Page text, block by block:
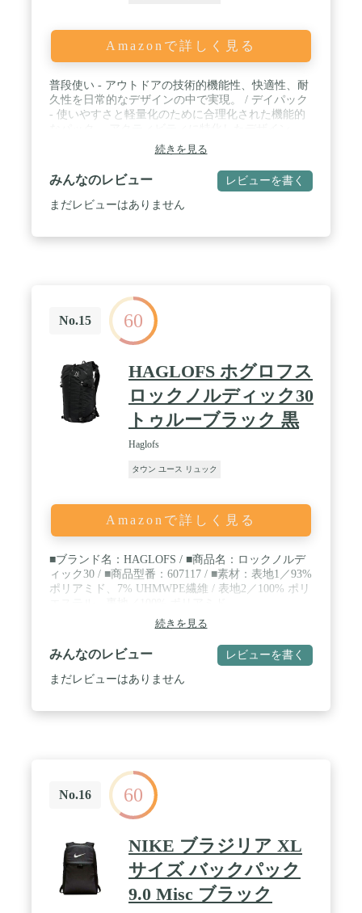
Amazonで詳しく見る
普段使い - アウトドアの技術的機能性、快適性、耐
久性を日常的なデザインの中で実現。 / デイパック
- 使いやすさと軽量化のために合理化された機能的
続きを見る
みんなのレビュー レビューを書く
まだレビューはありません
No.15 60
HAGLOFS ホグロフス
ロックノルディック30
トゥルーブラック 黒
Haglofs
タウン ユース リュック
Amazonで詳しく見る
■ブランド名：HAGLOFS / ■商品名：ロックノルデ
ィック30 / ■商品型番：607117 / ■素材：表地1／93%
ポリアミド、7% UHMWPE繊維 / 表地2／100% ポリ
続きを見る
みんなのレビュー レビューを書く
まだレビューはありません
No.16 60
NIKE ブラジリア XL
サイズ バックパック
9.0 Misc ブラック